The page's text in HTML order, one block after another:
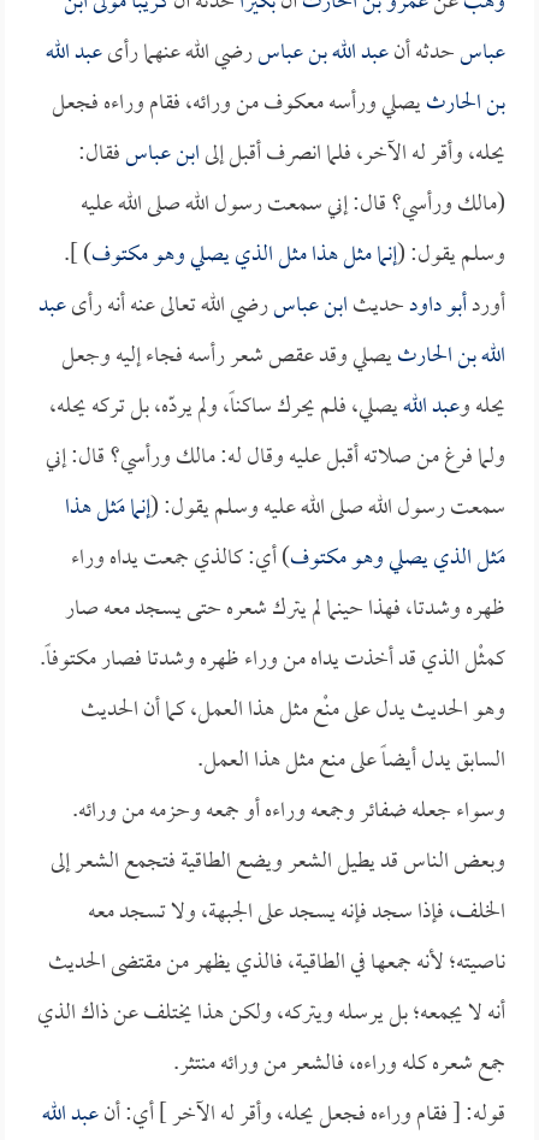
عباسحدثه أنعبد الله بن عباسرضي الله عنهما رأىعبد الله
بن الحارثيصلي ورأسه معكوف من ورائه، فقام وراءه فجعل
يحله، وأقر له الآخر، فلما انصرف أقبل إلىابن عباسفقال:
(مالك ورأسي؟ قال: إني سمعت رسول الله صلى الله عليه
وسلم يقول: (إنما مثل هذا مثل الذي يصلي وهو مكتوف) ].
أوردأبو داودحديثابن عباسرضي الله تعالى عنه أنه رأىعبد
الله بن الحارثيصلي وقد عقص شعر رأسه فجاء إليه وجعل
يحله وعبد اللهيصلي، فلم يحرك ساكناً، ولم يردّه، بل تركه يحله،
ولما فرغ من صلاته أقبل عليه وقال له: مالك ورأسي؟ قال: إني
سمعت رسول الله صلى الله عليه وسلم يقول: (إنما مَثل هذا
مَثل الذي يصلي وهو مكتوف) أي: كالذي جمعت يداه وراء
ظهره وشدتا، فهذا حينما لم يترك شعره حتى يسجد معه صار
كمثْل الذي قد أخذت يداه من وراء ظهره وشدتا فصار مكتوفاً.
وهو الحديث يدل على منْع مثل هذا العمل، كما أن الحديث
السابق يدل أيضاً على منع مثل هذا العمل.
وسواء جعله ضفائر وجمعه وراءه أو جمعه وحزمه من ورائه.
وبعض الناس قد يطيل الشعر ويضع الطاقية فتجمع الشعر إلى
الخلف، فإذا سجد فإنه يسجد على الجبهة، ولا تسجد معه
ناصيته؛ لأنه جمعها في الطاقية، فالذي يظهر من مقتضى الحديث
أنه لا يجمعه؛ بل يرسله ويتركه، ولكن هذا يختلف عن ذاك الذي
جمع شعره كله وراءه، فالشعر من ورائه منتثر.
قوله: [ فقام وراءه فجعل يحله، وأقر له الآخر ] أي: أنعبد الله